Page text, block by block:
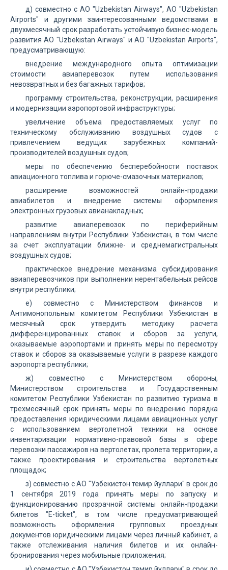
д) совместно с АО "Uzbekistan Airways", АО "Uzbekistan
Airports" и другими заинтересованными ведомствами в
двухмесячный срок разработать устойчивую бизнес-модель
развития АО "Uzbekistan Airways" и АО "Uzbekistan Airports",
предусматривающую:
внедрение международного опыта оптимизации
стоимости авиаперевозок путем использования
невозвратных и без багажных тарифов;
программу строительства, реконструкции, расширения
и модернизации аэропортовой инфраструктуры;
увеличение объема предоставляемых услуг по
техническому обслуживанию воздушных судов с
привлечением ведущих зарубежных компаний-
производителей воздушных судов;
меры по обеспечению бесперебойности поставок
авиационного топлива и горюче-смазочных материалов;
расширение возможностей онлайн-продажи
авиабилетов и внедрение системы оформления
электронных грузовых авианакладных;
развитие авиаперевозок по периферийным
направлениям внутри Республики Узбекистан, в том числе
за счет эксплуатации ближне- и среднемагистральных
воздушных судов;
практическое внедрение механизма субсидирования
авиаперевозчиков при выполнении нерентабельных рейсов
внутри республики;
е) совместно с Министерством финансов и
Антимонопольным комитетом Республики Узбекистан в
месячный срок утвердить методику расчета
дифференцированных ставок и сборов за услуги,
оказываемые аэропортами и принять меры по пересмотру
ставок и сборов за оказываемые услуги в разрезе каждого
аэропорта республики;
ж) совместно с Министерством обороны,
Министерством строительства и Государственным
комитетом Республики Узбекистан по развитию туризма в
трехмесячный срок принять меры по внедрению порядка
предоставления юридическими лицами авиационных услуг
с использованием вертолетной техники на основе
инвентаризации нормативно-правовой базы в сфере
перевозки пассажиров на вертолетах, пролета территории, а
также проектирования и строительства вертолетных
площадок;
з) совместно с АО "Узбекистон темир йуллари" в срок до
1 сентября 2019 года принять меры по запуску и
функционированию прозрачной системы онлайн-продажи
билетов "E-ticket", в том числе предусматривающей
возможность оформления групповых проездных
документов юридическими лицами через личный кабинет, а
также отслеживания наличия билетов и их онлайн-
бронирования через мобильные приложения;